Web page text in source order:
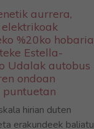
aurrera,
%20ko hobaria
Estella-
Udalak autobus
ondoan
hirian duten
erakundeek baliatu